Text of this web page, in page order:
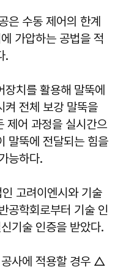
은 수동 제어의 한계
가압하는 공법을 적
.
치를 활용해 말뚝에
켜 전체 보강 말뚝을
제어 과정을 실시간으
말뚝에 전달되는 힘을
능하다.
고려이엔시와 기술
공학회로부터 기술 인
기술 인증을 받았다.
공사에 적용할 경우 △